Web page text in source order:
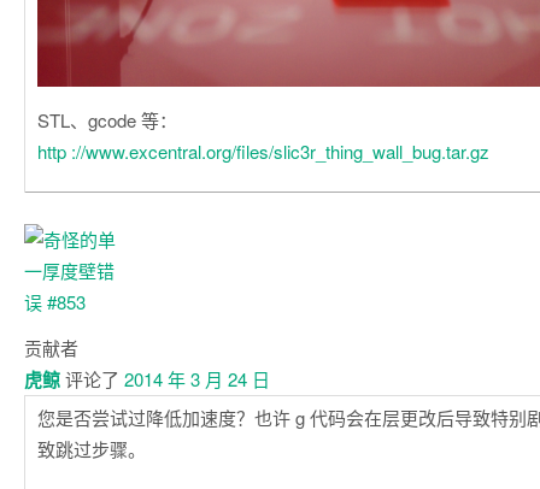
STL、gcode 等：
http ://www.excentral.org/files/slic3r_thing_wall_bug.tar.gz
贡献者
虎鲸评论了 2014 年 3 月 24 日
您是否尝试过降低加速度？也许 g 代码会在层更改后导致特别
致跳过步骤。